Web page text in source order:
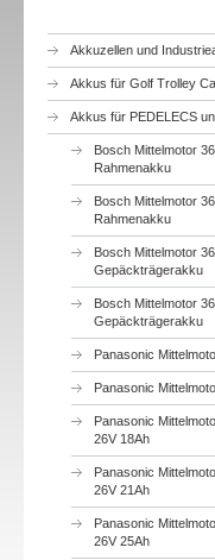
Akkuzellen und
Akkus für Golf Trolley
Akkus für PEDELECS
Bosch Mittelmotor
Rahmenakku
Bosch Mittelmotor
Rahmenakku
Bosch Mittelmotor
Gepäckträgerakku
Bosch Mittelmotor
Gepäckträgerakku
Panasonic
Panasonic
Panasonic
26V 18Ah
Panasonic
26V 21Ah
Panasonic
26V 25Ah